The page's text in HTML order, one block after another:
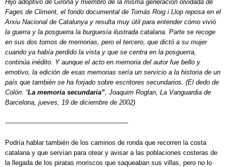
Hijo adoptivo de Girona y miembro de la misma generación olvidada de
Fages de Climent, el fondo documental de Tomás Roig i Llop reposa en el
Arxiu Nacional de Catalunya y resulta muy útil para entender cómo vivió
la guerra y la posguerra la burguesía ilustrada catalana. Parte se recoge
en sus dos tomos de memorias, pero el tercero, que dictó a su mujer
cuando ya había perdido la vista y que se centra en la posguerra,
continúa inédito. Y aunque el acto en memoria del autor fue bello y
emotivo, la edición de esas memorias sería un servicio a la historia de un
país que también se ha forjado sobre escritores secundarios. (El dedo de
Colón. “La memoria secundaria” , Joaquim Roglan, La Vanguardia de
Barcelona, jueves, 19 de diciembre de 2002)
-------------------------------------------------------------
Podría hablar también de los caminos de ronda que recorren la costa
catalana y que servían para otear y avisar a las poblaciones costeras de
la llegada de los piratas moriscos que saqueaban sus villas, pero no lo